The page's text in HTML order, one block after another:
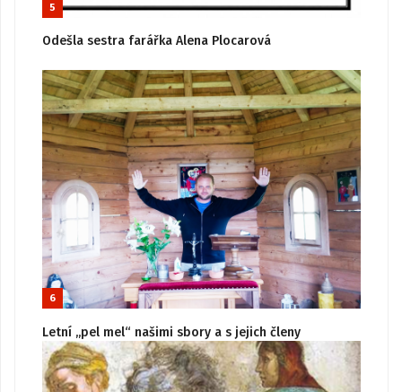
5
Odešla sestra farářka Alena Plocarová
6
Letní „pel mel“ našimi sbory a s jejich členy